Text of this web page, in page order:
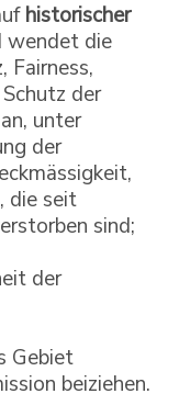
historischer
wendet die
Fairness,
der
unter
der
die seit
sind;
der
Gebiet
beiziehen.